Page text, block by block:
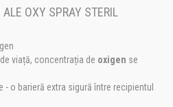
OXY SPRAY STERIL
viață, concentrația de oxigen se
- o barieră extra sigură între recipientul